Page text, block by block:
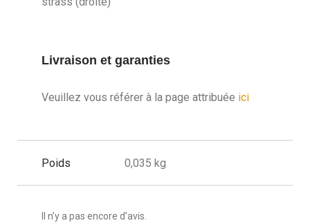
Livraison et garanties
Veuillez vous référer à la page attribuée ici
Poids 0,035 kg
Il n’y a pas encore d’avis.